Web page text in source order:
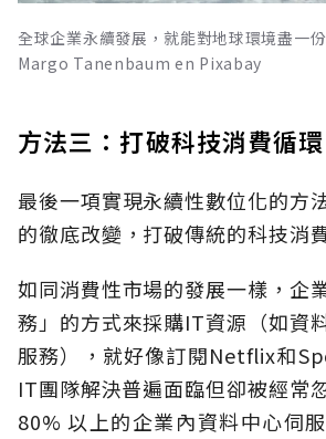
全球企業永續發展，就能對地球環境盡一
Margo Tanenbaum en Pixabay
方法三：打破科技消費循環
最後一項實現永續性數位化的方
的徹底改變，打破傳統的科技消
如同消費性市場的發展一樣，企
務」的方式來採購IT資源（如資
服務），就好像訂閱Netflix和
IT團隊解決普遍面臨但卻被經常
80% 以上的企業內資料中心伺